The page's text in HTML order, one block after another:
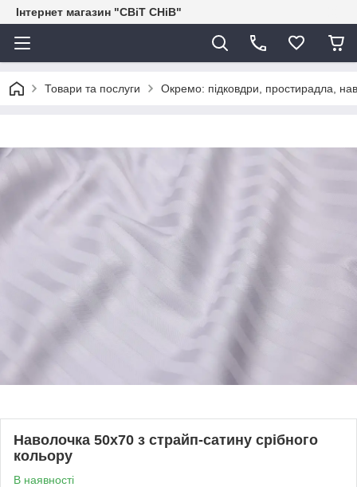
Інтернет магазин "СВіТ СНіВ"
Товари та послуги Окремо: підковдри, простирадла,
Наволочка 50х70 з страйп-сатину срібного
кольору
В наявності